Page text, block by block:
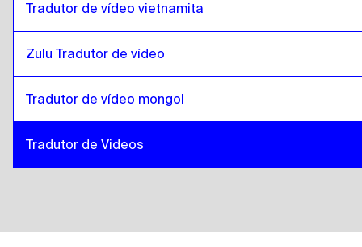
Tradutor de vídeo vietnamita
Zulu Tradutor de vídeo
Tradutor de vídeo mongol
Tradutor de Videos